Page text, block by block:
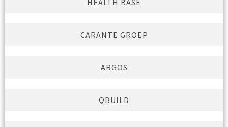
HEALTH BASE
CARANTE GROEP
ARGOS
QBUILD